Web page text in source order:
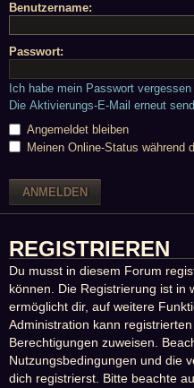
Benutzername:
Passwort:
Ich habe mein Passwort vergessen
Die Aktivierungs-E-Mail erneut
Angemeldet bleiben
Meinen Online-Status während
REGISTRIEREN
Du musst in diesem Forum
können. Die Registrierung ist in
ermöglicht dir, auf weitere
Administration kann
Berechtigungen zuweisen.
Nutzungsbedingungen und die
dich registrierst. Bitte beachte